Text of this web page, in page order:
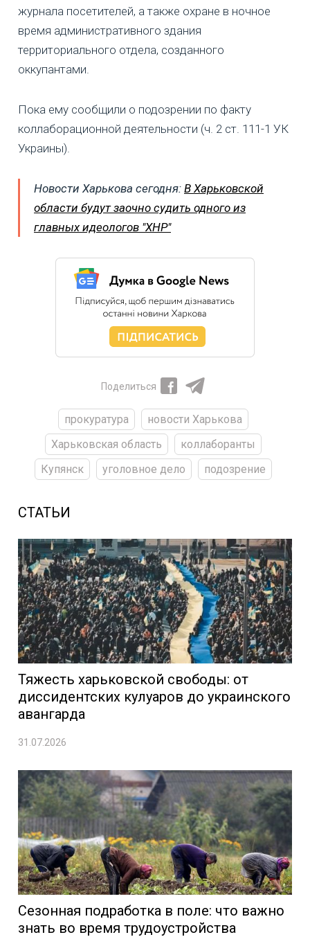
журнала посетителей, а также охране в ночное
время административного здания
территориального отдела, созданного
оккупантами.
Пока ему сообщили о подозрении по факту
коллаборационной деятельности (ч. 2 ст. 111-1 УК
Украины).
Новости Харькова сегодня: В Харьковской
области будут заочно судить одного из
главных идеологов "ХНР"
Поделиться
прокуратура
новости Харькова
Харьковская область
коллаборанты
Купянск
уголовное дело подозрение
СТАТЬИ
Тяжесть харьковской свободы: от
диссидентских кулуаров до украинского
авангарда
31.07.2026
Сезонная подработка в поле: что важно
знать во время трудоустройства